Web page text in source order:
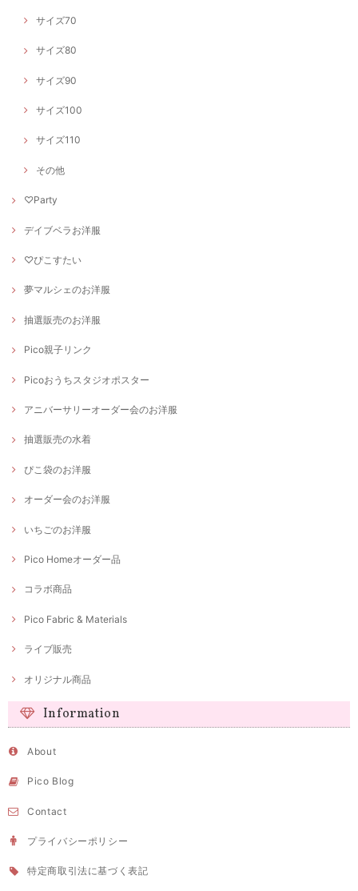
サイズ70
サイズ80
サイズ90
サイズ100
サイズ110
その他
♡Party
デイブベラお洋服
♡ぴこすたい
夢マルシェのお洋服
抽選販売のお洋服
Pico親子リンク
Picoおうちスタジオポスター
アニバーサリーオーダー会のお洋服
抽選販売の水着
ぴこ袋のお洋服
オーダー会のお洋服
いちごのお洋服
Pico Homeオーダー品
コラボ商品
Pico Fabric & Materials
ライブ販売
オリジナル商品
Information
About
Pico Blog
Contact
プライバシーポリシー
特定商取引法に基づく表記